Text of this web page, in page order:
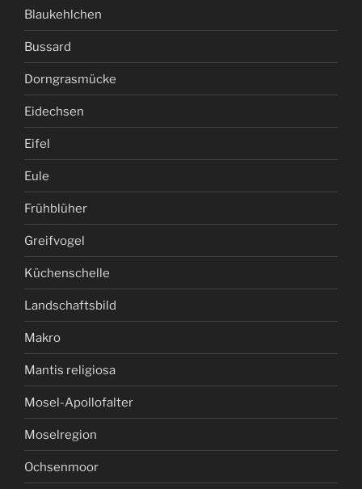
Blaukehlchen
Bussard
Dorngrasmücke
Eidechsen
Eifel
Eule
Frühblüher
Greifvogel
Küchenschelle
Landschaftsbild
Makro
Mantis religiosa
Mosel-Apollofalter
Moselregion
Ochsenmoor